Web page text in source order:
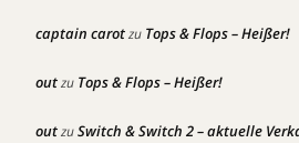
captain carotzu Tops & Flops – Heißer!
outzu Tops & Flops – Heißer!
outzuSwitch & Switch 2 – aktuelle